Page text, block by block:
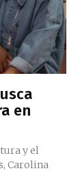
en
y el
Carolina